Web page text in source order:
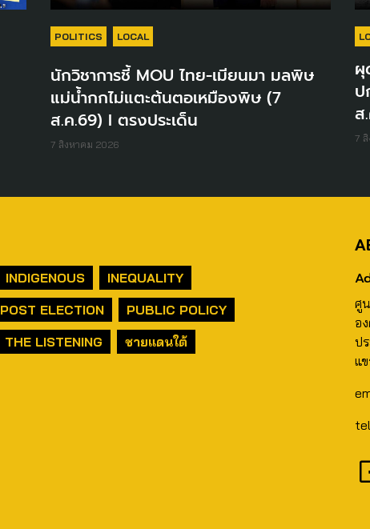
POLITICS LOCAL
นักวิชาการชี้ MOU ไทย-เมียนมา มลพิษ
แม่น้ำกกไม่แตะต้นตอเหมืองพิษ (7
ส.ค.69) I ตรงประเด็น
7 สิงหาคม 2026
ผุ
ป
ส
7
INDIGENOUS
INEQUALITY
POST ELECTION
PUBLIC POLICY
THE LISTENING
ชายแดนใต้
ศู
อ
ป
แ